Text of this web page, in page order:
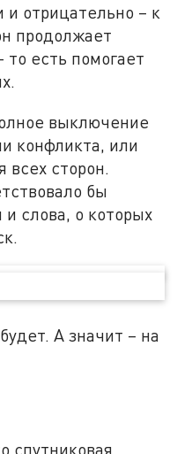
и отрицательно – к
продолжает
есть помогает
выключение
конфликта, или
сторон.
бы
слова, о которых
А значит – на
спутниковая